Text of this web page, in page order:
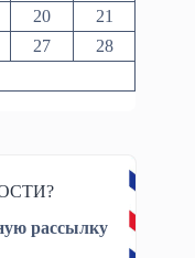
20
21
27
28
рассылку